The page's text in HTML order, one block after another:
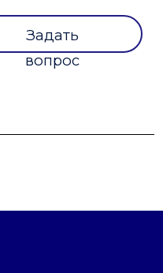
Задать
вопрос